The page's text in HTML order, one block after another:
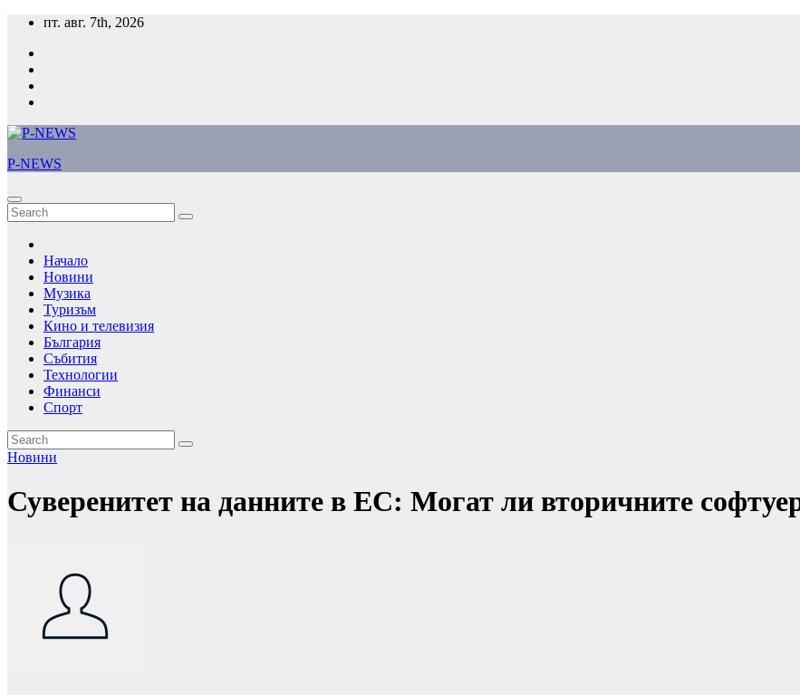
Skip
content
пт. авг. 7th, 2026
P-NEWS
Начало
Новини
Музика
Туризъм
Кино и телевизия
България
Събития
Технологии
Финанси
Спорт
Новини
Суверенитет на данните в ЕС: Могат ли вторичните